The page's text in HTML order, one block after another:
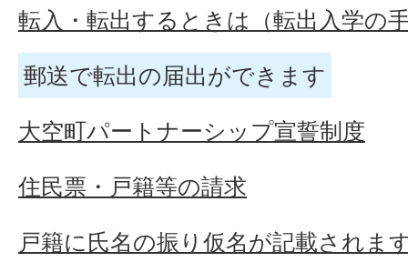
転入・転出するときは（転出入学の
郵送で転出の届出ができます
大空町パートナーシップ宣誓制度
住民票・戸籍等の請求
戸籍に氏名の振り仮名が記載されま